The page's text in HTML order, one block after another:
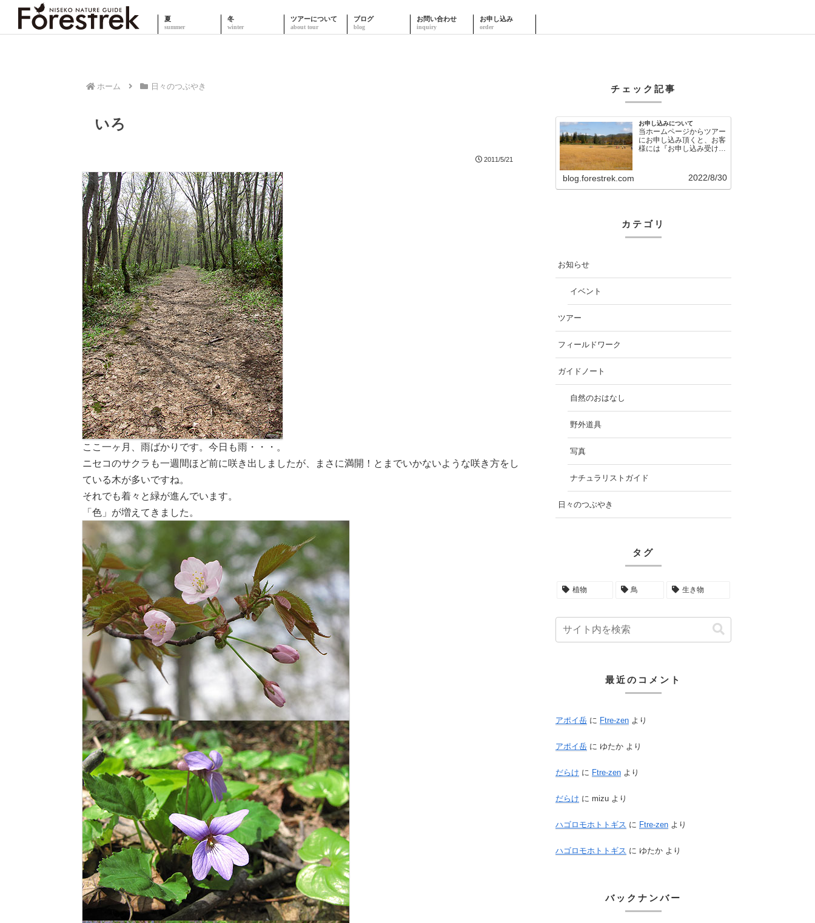
夏 冬 ツアーについて ブログ お問い合わせ お申し込み
ホーム 日々のつぶやき
いろ
2011/5/21
ここ一ヶ月、雨ばかりです。今日も雨・・・。
ニセコのサクラも一週間ほど前に咲き出しましたが、まさに満開！とまでいかないような咲き方をし
ている木が多いですね。
それでも着々と緑が進んでいます。
「色」が増えてきました。
チェック記事
お申し込みについて
当ホームページからツアー
にお申し込み頂くと、お客
様には『お申し込み受け付
blog.forestrek.com 2022/8/30
カテゴリ
お知らせ
イベント
ツアー
フィールドワーク
ガイドノート
自然のおはなし
野外道具
写真
ナチュラリストガイド
日々のつぶやき
タグ
植物 鳥 生き物
最近のコメント
アポイ岳 に Ftre-zen より
アポイ岳 に ゆたか より
だらけ に Ftre-zen より
だらけ に mizu より
ハゴロモホトトギス に Ftre-zen より
ハゴロモホトトギス に ゆたか より
バックナンバー